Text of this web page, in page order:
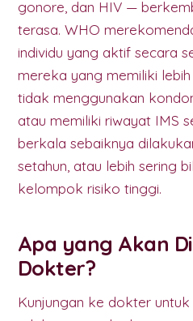
gonore, dan HIV —
terasa. WHO
individu yang aktif secara
mereka yang memiliki lebih
tidak menggunakan
atau memiliki riwayat IMS
berkala sebaiknya
setahun, atau lebih sering
kelompok risiko tinggi.
Apa yang Akan
Dokter?
Kunjungan ke dokter